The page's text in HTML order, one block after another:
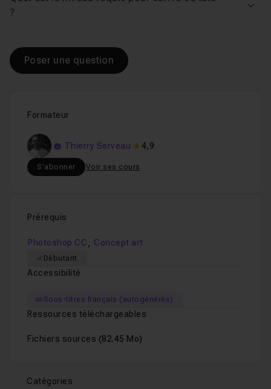
Formateur
Thierry Serveau 4,9
S'abonner Voir ses cours
Prérequis
Photoshop CC , Concept art
Débutant
Accessibilité
Sous-titres français (autogénérés)
Ressources téléchargeables
Fichiers sources (82.45 Mo)
Catégories
?
Poser une question